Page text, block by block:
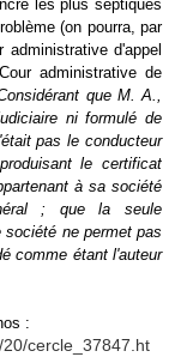
les plus septiques
(on pourra, par
d'appel
administrative de
que M. A.,
ni formulé de
pas le conducteur
le certificat
à sa société
; que la seule
société ne permet pas
comme étant l'auteur
:
cercle_37847.ht